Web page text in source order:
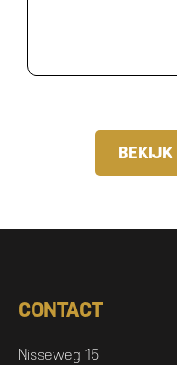
BEKIJK
CONTACT
Nisseweg 15